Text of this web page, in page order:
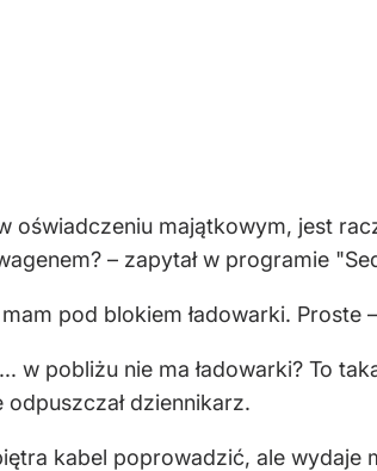
oświadczeniu majątkowym, jest
– zapytał w programie
pod blokiem ładowarki. Proste
w pobliżu nie ma ładowarki? To
odpuszczał dziennikarz.
kabel poprowadzić, ale wydaje